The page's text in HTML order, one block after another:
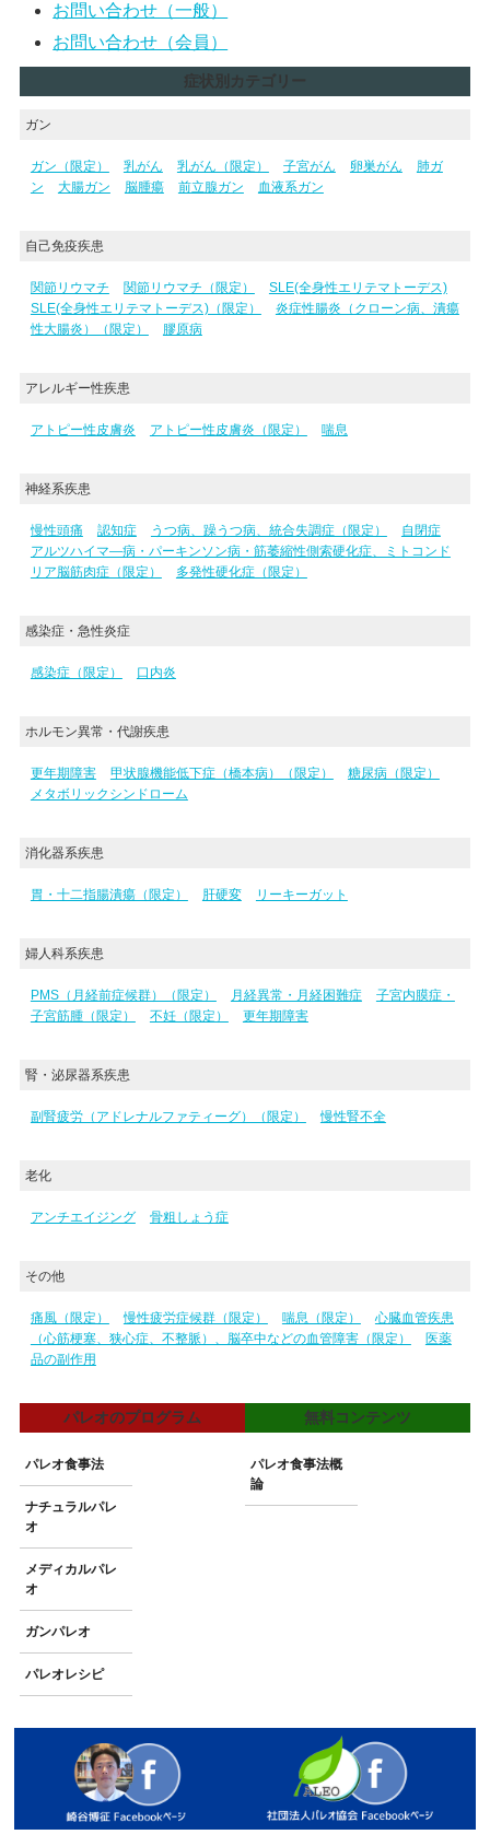
お問い合わせ（一般）
お問い合わせ（会員）
症状別カテゴリー
ガン
ガン（限定） 乳がん 乳がん（限定） 子宮がん 卵巣がん
肺ガ
ン
大腸ガン 脳腫瘍 前立腺ガン 血液系ガン
自己免疫疾患
関節リウマチ 関節リウマチ（限定）
SLE(全身性エリテマトーデス)
SLE(全身性エリテマトーデス)（限定）
炎症性腸炎（クローン病、潰瘍
性大腸炎）（限定）
膠原病
アレルギー性疾患
アトピー性皮膚炎 アトピー性皮膚炎（限定） 喘息
神経系疾患
慢性頭痛 認知症 うつ病、躁うつ病、統合失調症（限定）
自閉症
アルツハイマ―病・パーキンソン病・筋萎縮性側索硬化症、ミトコンド
リア脳筋肉症（限定）
多発性硬化症（限定）
感染症・急性炎症
感染症（限定） 口内炎
ホルモン異常・代謝疾患
更年期障害 甲状腺機能低下症（橋本病）（限定）
糖尿病（限定）
メタボリックシンドローム
消化器系疾患
胃・十二指腸潰瘍（限定） 肝硬変 リーキーガット
婦人科系疾患
PMS（月経前症候群）（限定） 月経異常・月経困難症
子宮内膜症・
子宮筋腫（限定）
不妊（限定） 更年期障害
腎・泌尿器系疾患
副腎疲労（アドレナルファティーグ）（限定） 慢性腎不全
老化
アンチエイジング 骨粗しょう症
その他
痛風（限定） 慢性疲労症候群（限定） 喘息（限定）
心臓血管疾患
（心筋梗塞、狭心症、不整脈）、脳卒中などの血管障害（限定）
医薬
品の副作用
パレオのプログラム
パレオ食事法
ナチュラルパレ
オ
メディカルパレ
オ
ガンパレオ
パレオレシピ
無料コンテンツ
パレオ食事法概
論